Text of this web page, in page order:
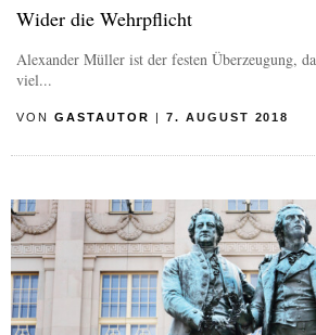
Wider die Wehrpflicht
Alexander Müller ist der festen Überzeugung,
viel...
VON GASTAUTOR | 7. AUGUST 2018